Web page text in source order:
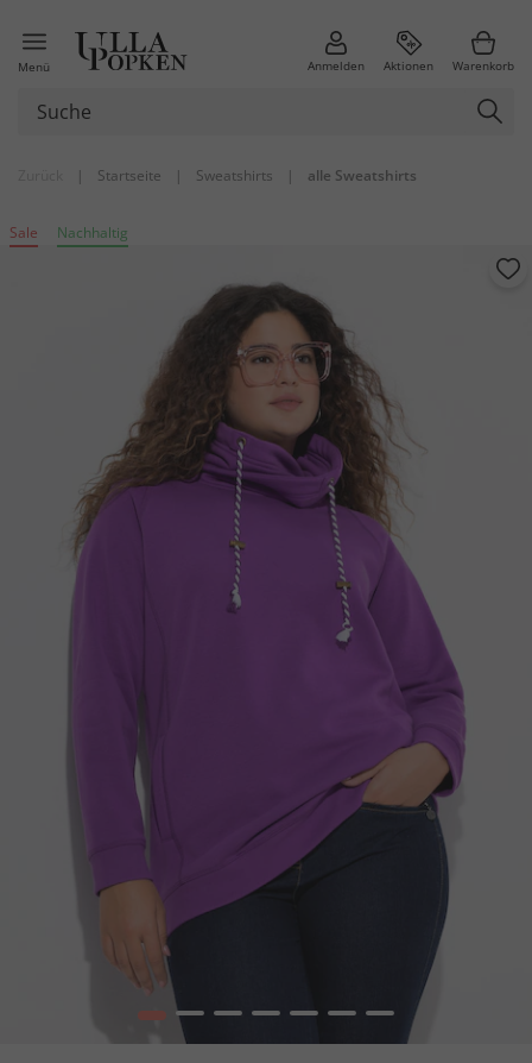
Menü Anmelden Aktionen Warenkorb
| Startseite | Sweatshirts | alle Sweatshirts
Sale Nachhaltig
1 2 3 4 5 6 7